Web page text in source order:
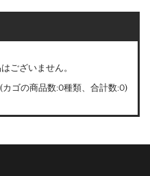
ございません。
(カゴの商品数:0種類、合計数:0)